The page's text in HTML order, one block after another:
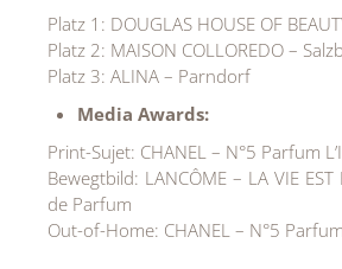
Platz 1: DOUGLAS HOUSE OF
Platz 2: MAISON COLLOREDO –
Platz 3: ALINA – Parndorf
Media Awards:
Print-Sujet: CHANEL – N°5 Parfum
Bewegtbild: LANCÔME – LA VIE EST
de Parfum
Out-of-Home: CHANEL – N°5